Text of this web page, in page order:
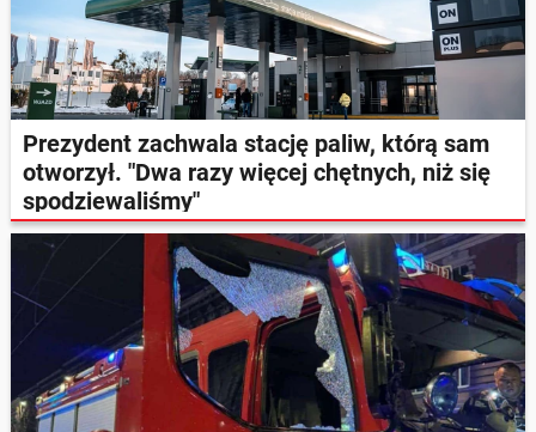
Prezydent zachwala stację paliw, którą sam
otworzył. "Dwa razy więcej chętnych, niż się
spodziewaliśmy"